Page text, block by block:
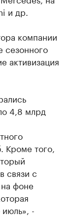
и др.
компании
сезонного
активизация
4,8 млрд
Кроме того,
связи с
фоне
-